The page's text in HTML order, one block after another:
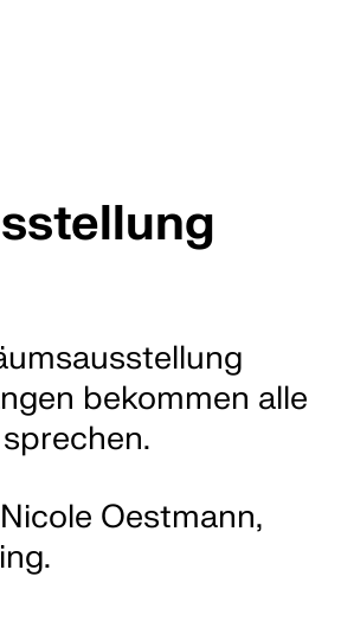
Rückschau
Publikationen
bekommen alle
Oestmann,